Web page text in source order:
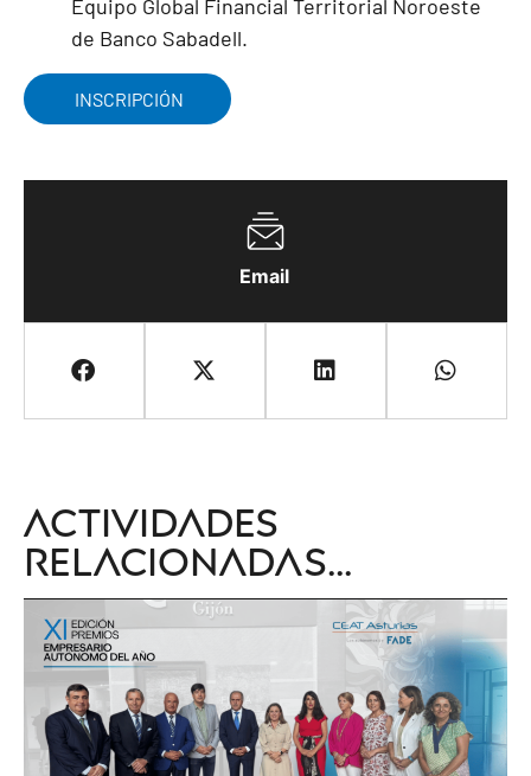
Email
Equipo Global Financial Territorial Noroeste
de Banco Sabadell.
INSCRIPCIÓN
Actividades
relacionadas...